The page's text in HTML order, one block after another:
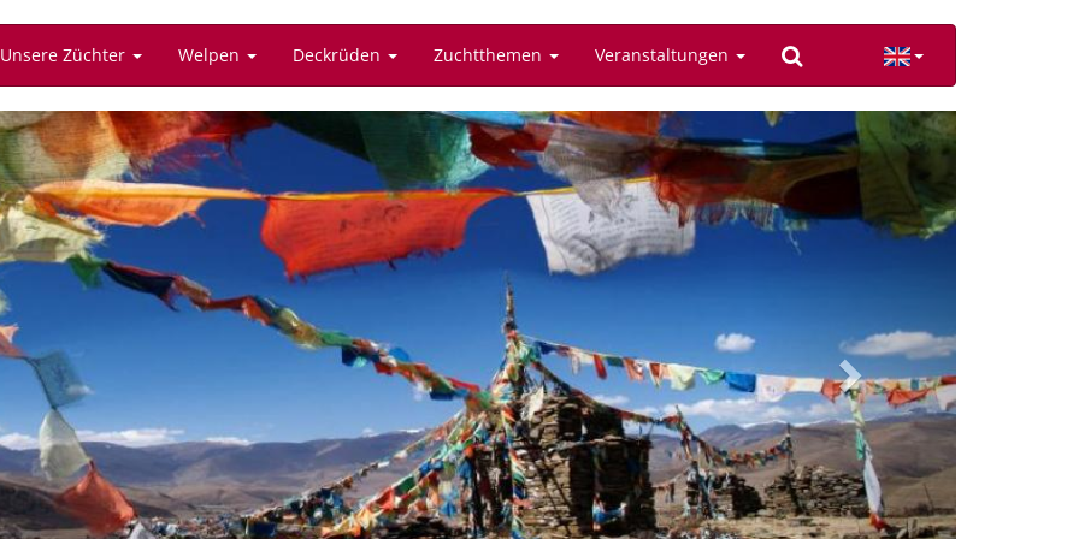
Unsere Züchter Welpen Deckrüden Zuchtthemen Veranstaltungen
Next